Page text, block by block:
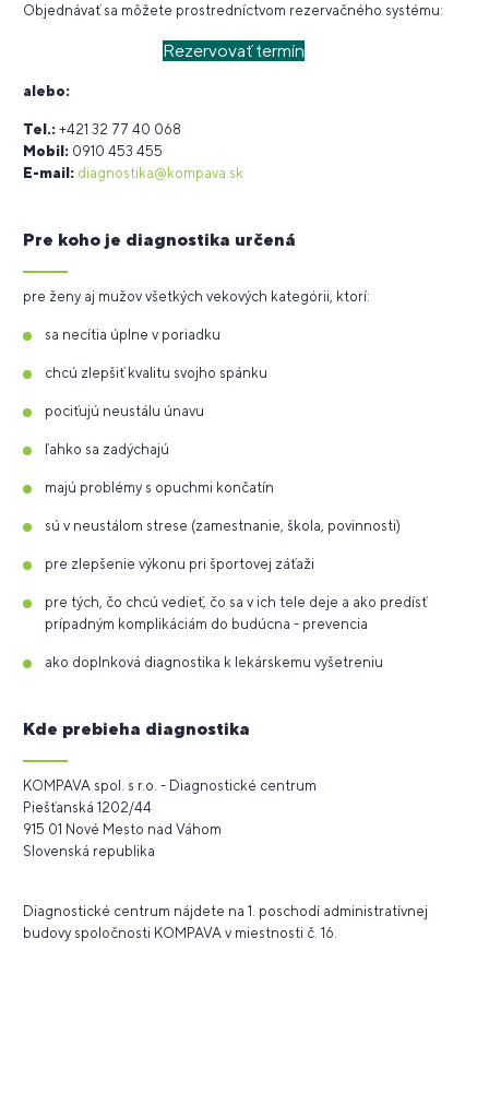
Objednávať sa môžete prostredníctvom rezervačného systému:
Rezervovať termín
alebo:
Tel.: +421 32 77 40 068
Mobil: 0910 453 455
E-mail: diagnostika@kompava.sk
Pre koho je diagnostika určená
pre ženy aj mužov všetkých vekových kategórii, ktorí:
sa necítia úplne v poriadku
chcú zlepšiť kvalitu svojho spánku
pociťujú neustálu únavu
ľahko sa zadýchajú
majú problémy s opuchmi končatín
sú v neustálom strese (zamestnanie, škola, povinnosti)
pre zlepšenie výkonu pri športovej záťaži
pre tých, čo chcú vedieť, čo sa v ich tele deje a ako predísť
prípadným komplikáciám do budúcna - prevencia
ako doplnková diagnostika k lekárskemu vyšetreniu
Kde prebieha diagnostika
KOMPAVA spol. s r.o. - Diagnostické centrum
Piešťanská 1202/44
915 01 Nové Mesto nad Váhom
Slovenská republika
Diagnostické centrum nájdete na 1. poschodí administratívnej
budovy spoločnosti KOMPAVA v miestnosti č. 16.